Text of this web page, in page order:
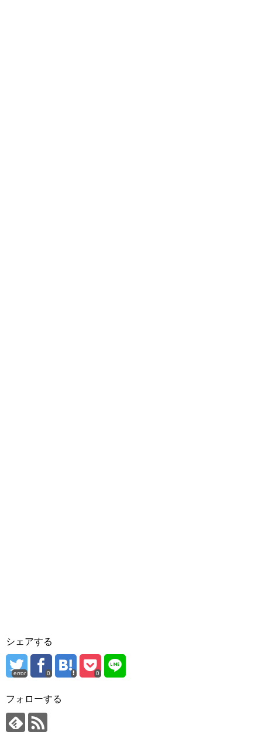
シェアする
error 0 0
フォローする